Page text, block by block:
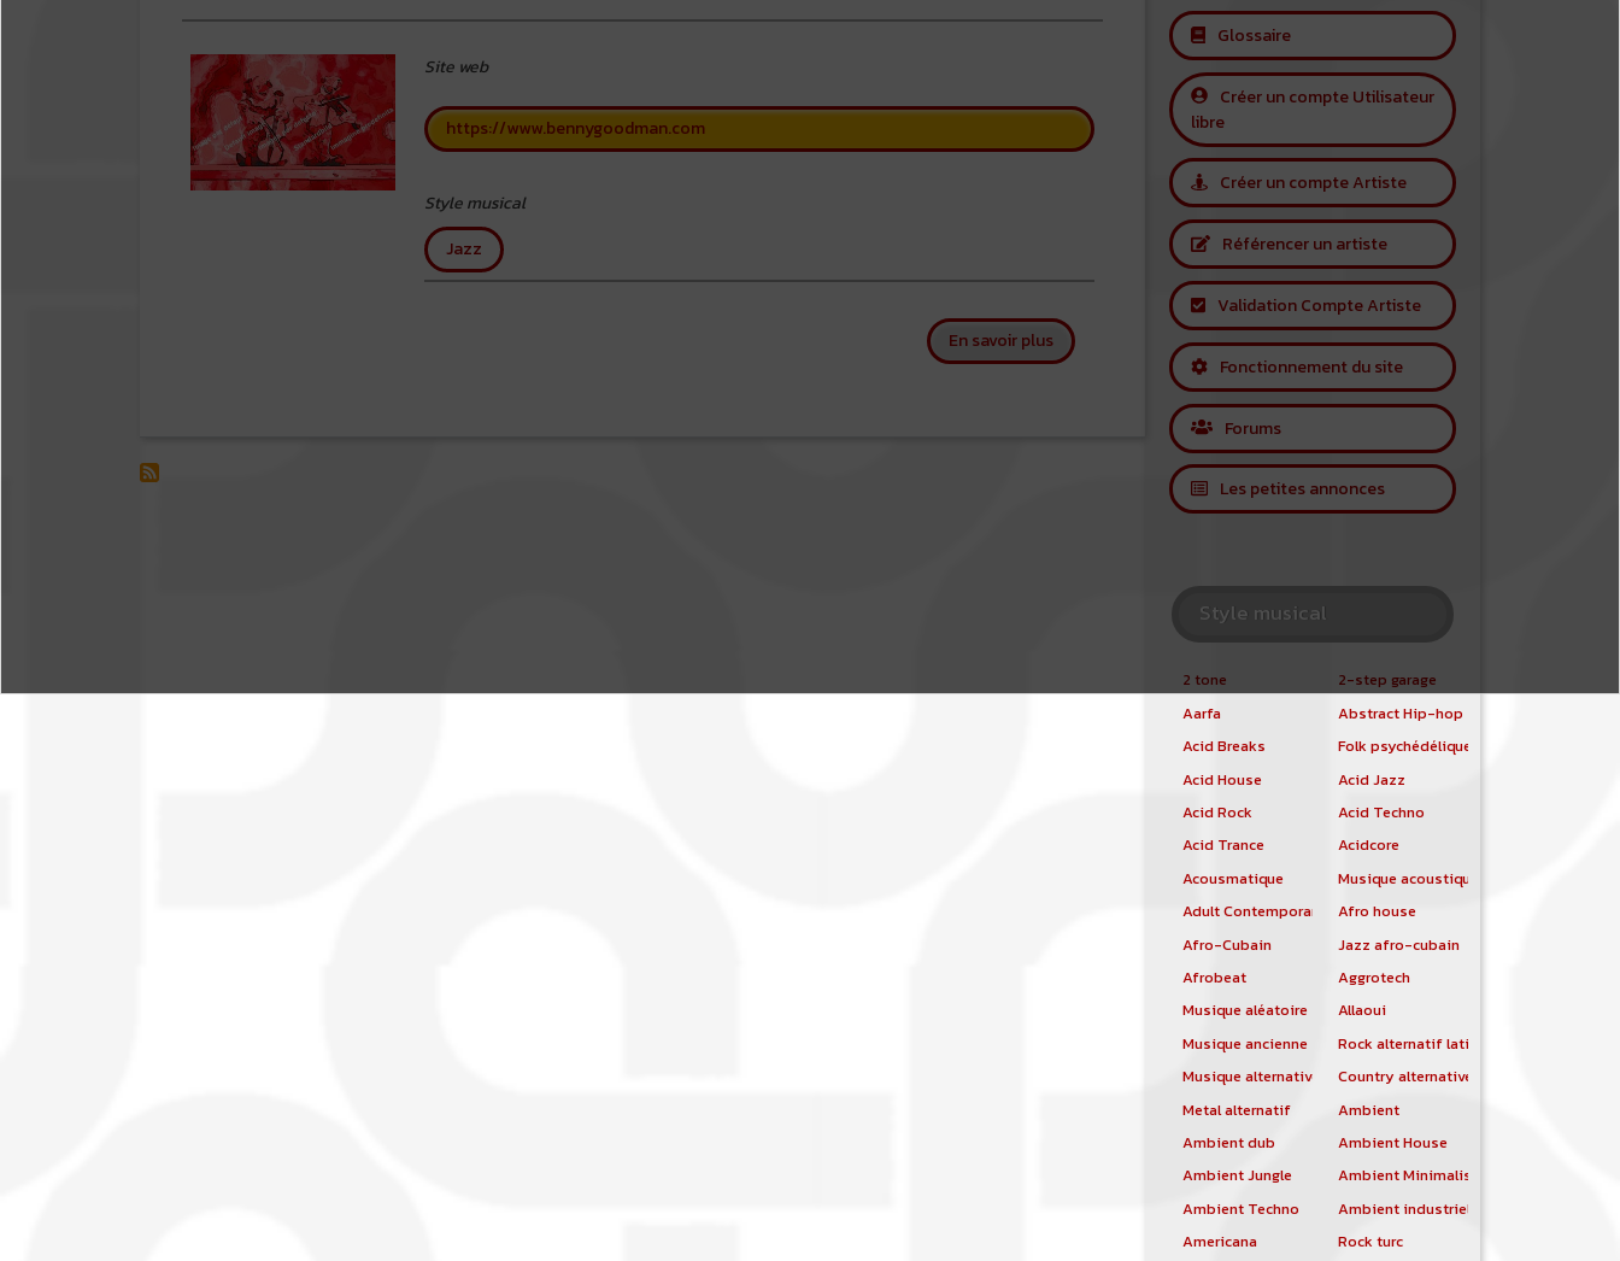
Site web
https://www.bennygoodman.com
Style musical
Jazz
En savoir plussur Benny Goodman
Glossaire
Créer un compte Utilisateur
libre
Créer un compte Artiste
Référencer un artiste
Validation Compte Artiste
Fonctionnement du site
Forums
Les petites annonces
Style musical
2 tone
2-step garage
Aarfa
Abstract Hip-hop
Acid Breaks
Folk psychédélique
Acid House
Acid Jazz
Acid Rock
Acid Techno
Acid Trance
Acidcore
Acousmatique
Musique acoustique
Adult Contemporary
Afro house
Afro-Cubain
Jazz afro-cubain
Afrobeat
Aggrotech
Musique aléatoire
Allaoui
Musique ancienne
Rock alternatif latino
Musique alternative
Country alternative
Metal alternatif
Ambient
Ambient dub
Ambient House
Ambient Jungle
Ambient Minimalist
Ambient Techno
Ambient industriel
Americana
Rock turc